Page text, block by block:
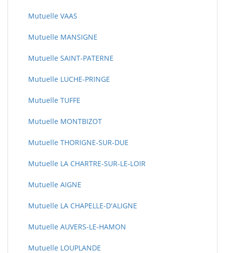
Mutuelle VAAS
Mutuelle MANSIGNE
Mutuelle SAINT-PATERNE
Mutuelle LUCHE-PRINGE
Mutuelle TUFFE
Mutuelle MONTBIZOT
Mutuelle THORIGNE-SUR-DUE
Mutuelle LA CHARTRE-SUR-LE-LOIR
Mutuelle AIGNE
Mutuelle LA CHAPELLE-D'ALIGNE
Mutuelle AUVERS-LE-HAMON
Mutuelle LOUPLANDE